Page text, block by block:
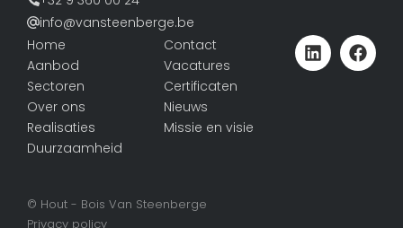
info@vansteenberge.be
Home
Aanbod
Sectoren
Over ons
Realisaties
Duurzaamheid
Contact
Vacatures
Certificaten
Nieuws
Missie en visie
© Hout - Bois Van Steenberge
Privacy policy